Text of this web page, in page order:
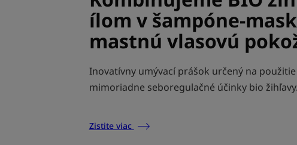
ílom v šampóne-
mastnú vlasovú
Inovatívny umývací prášok určený na
mimoriadne seboregulačné účinky bio žihľavy.
Zistite viac